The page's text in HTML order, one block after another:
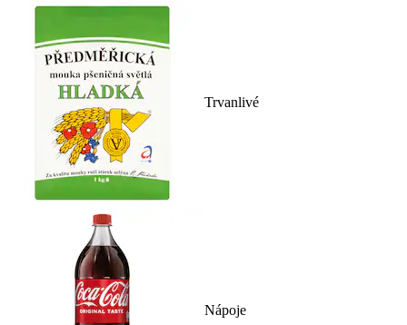
Trvanlivé
Nápoje